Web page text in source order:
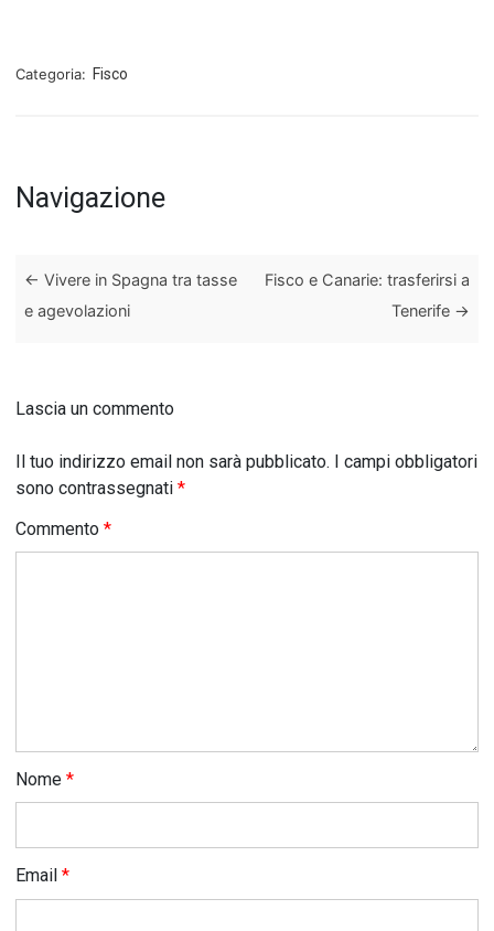
Categoria: Fisco
Navigazione
← Vivere in Spagna tra tasse
e agevolazioni
Fisco e Canarie: trasferirsi a
Tenerife →
Lascia un commento
Il tuo indirizzo email non sarà pubblicato. I campi obbligatori
sono contrassegnati *
Commento *
Nome *
Email *